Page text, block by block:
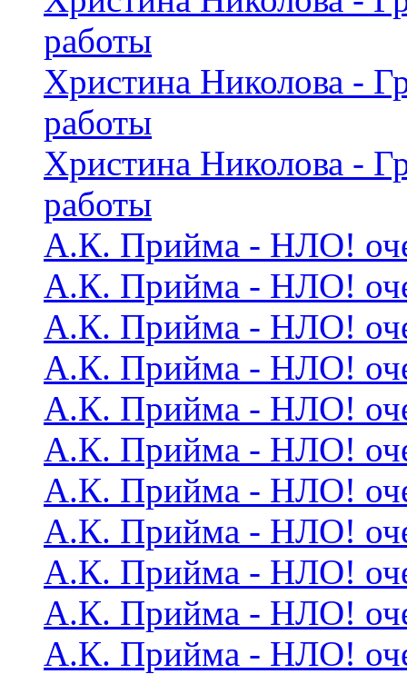
работы
Христина Николова -
работы
Христина Николова -
работы
А.К. Прийма - НЛО!
А.К. Прийма - НЛО!
А.К. Прийма - НЛО!
А.К. Прийма - НЛО!
А.К. Прийма - НЛО!
А.К. Прийма - НЛО!
А.К. Прийма - НЛО!
А.К. Прийма - НЛО!
А.К. Прийма - НЛО!
А.К. Прийма - НЛО!
А.К. Прийма - НЛО!